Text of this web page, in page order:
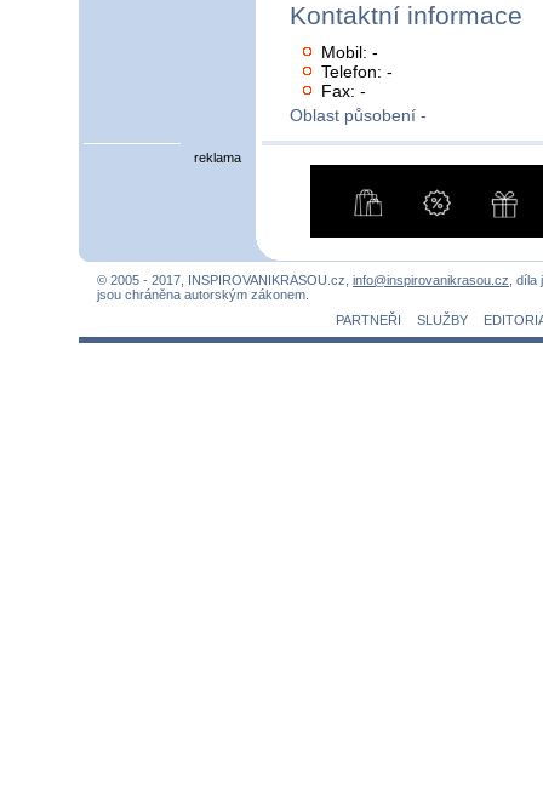
Kontaktní informace
Mobil: -
Telefon: -
Fax: -
Oblast působení -
reklama
© 2005 - 2017, INSPIROVANIKRASOU.cz, info@inspirovanikrasou.cz ,
jsou chráněna autorským zákonem.
PARTNEŘI
SLUŽBY